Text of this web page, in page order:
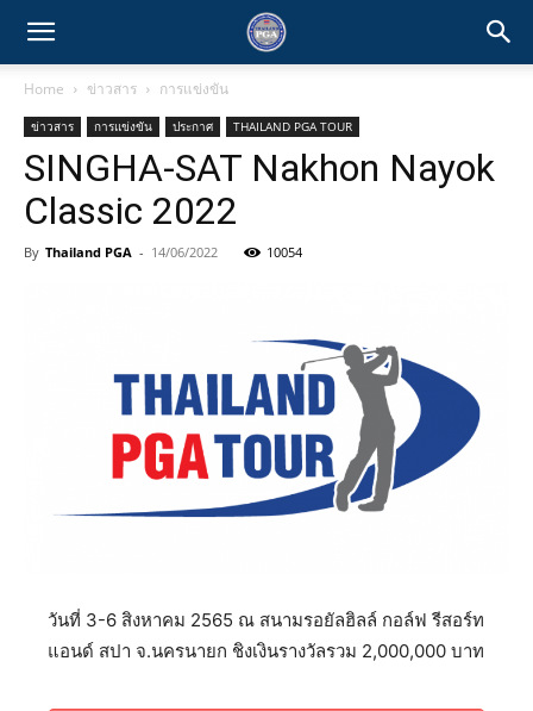
Home ข่าวสาร การแข่งขัน
ข่าวสาร การแข่งขัน ประกาศ THAILAND PGA TOUR
SINGHA-SAT Nakhon Nayok
Classic 2022
By Thailand PGA - 14/06/2022 10054
วันที่ 3-6 สิงหาคม 2565 ณ สนามรอยัลฮิลล์ กอล์ฟ รีสอร์ท
แอนด์ สปา จ.นครนายก ชิงเงินรางวัลรวม 2,000,000 บาท